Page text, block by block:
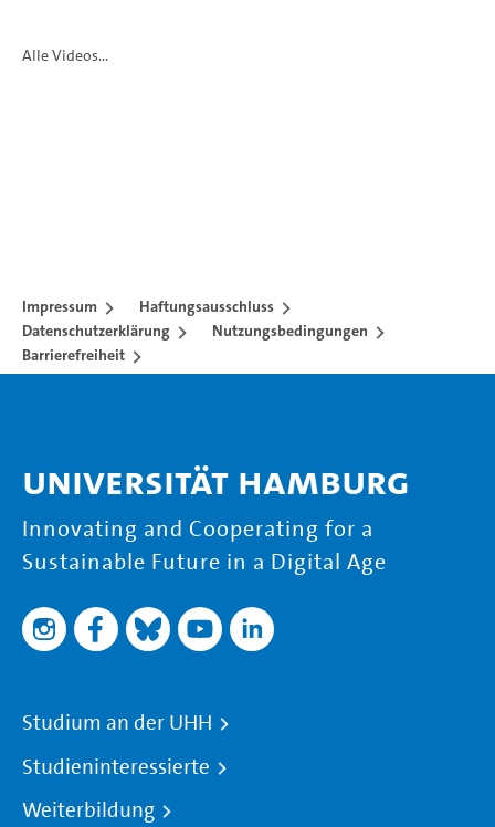
Alle Videos...
Impressum
Haftungsausschluss
Datenschutzerklärung
Nutzungsbedingungen
Barrierefreiheit
Universität Hamburg
Innovating and Cooperating for a
Sustainable Future in a Digital Age
Studium an der UHH
Studieninteressierte
Weiterbildung